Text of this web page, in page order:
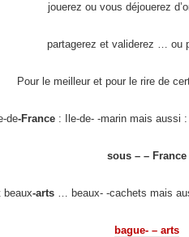
jouerez ou vous déjouerez
partagerez et validerez … ou
Pour le meilleur et pour le rire de
de-France : Ile-de- -marin mais aussi :
sous – – France
beaux-arts … beaux- -cachets mais
bague- – arts